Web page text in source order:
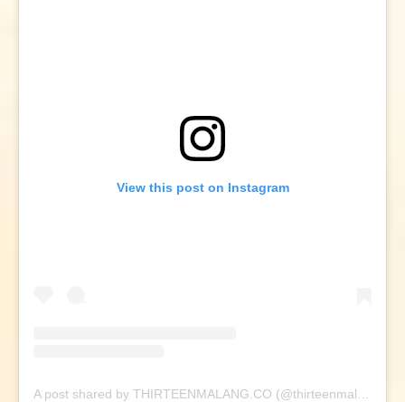
View this post on Instagram